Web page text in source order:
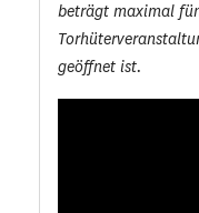
beträgt maximal
geöffnet ist.